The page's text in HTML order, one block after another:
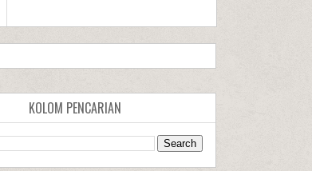
KOLOM PENCARIAN